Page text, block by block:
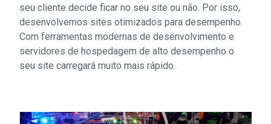
seu cliente decide ficar no seu site ou não. Por isso,
desenvolvemos sites otimizados para desempenho.
Com ferramentas modernas de desenvolvimento e
servidores de hospedagem de alto desempenho o
seu site carregará muito mais rápido.